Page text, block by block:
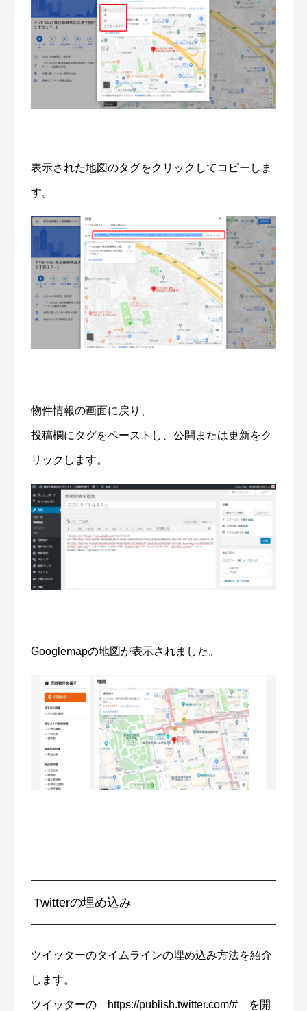
表示された地図のタグをクリックしてコピーしま
す。
物件情報の画面に戻り、
投稿欄にタグをペーストし、公開または更新をク
リックします。
Googlemapの地図が表示されました。
Twitterの埋め込み
ツイッターのタイムラインの埋め込み方法を紹介
します。
ツイッターの https://publish.twitter.com/# を開